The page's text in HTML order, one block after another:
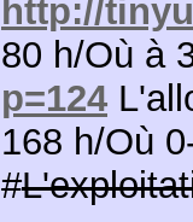
http://
80 h/Où à
p=124
168 h/Où
#